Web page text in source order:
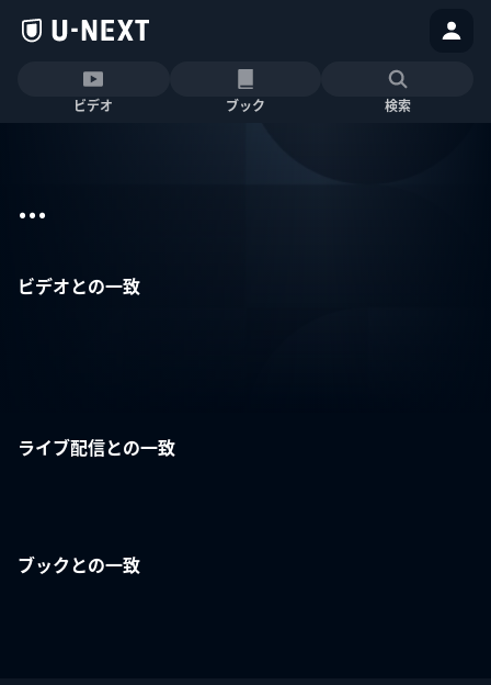
ビデオ ブック 検索
...
ビデオとの一致
ライブ配信との一致
ブックとの一致